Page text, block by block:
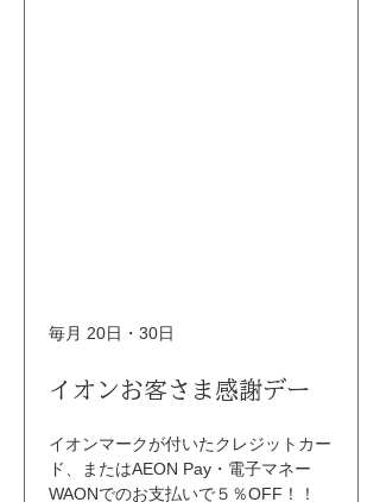
毎月 20日・30日
イオンお客さま感謝デー
イオンマークが付いたクレジットカー
ド、またはAEON Pay・電子マネー
WAONでのお支払いで５％OFF！！